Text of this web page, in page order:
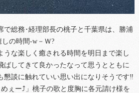
で総務･経理部長の桃子と千葉県は、勝浦
の時間-w－Ｗ?
うな楽しく癒される時間を明日まで楽し
ばしてきて良かったなって思うとともに
懇談に触れていい思い出になりそうです‼
ぇー⤴」桃子の歌と度胸に各元請け様を